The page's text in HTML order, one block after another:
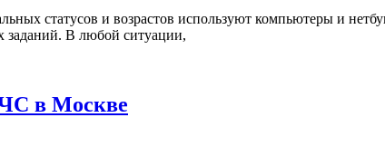
статусов и возрастов используют компьютеры и
заданий. В любой ситуации,
в Москве